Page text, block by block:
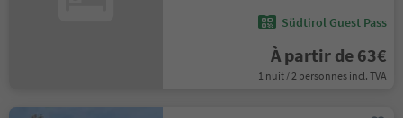
Südtirol Guest Pass
À partir de 63€
1 nuit / 2 personnes incl. TVA